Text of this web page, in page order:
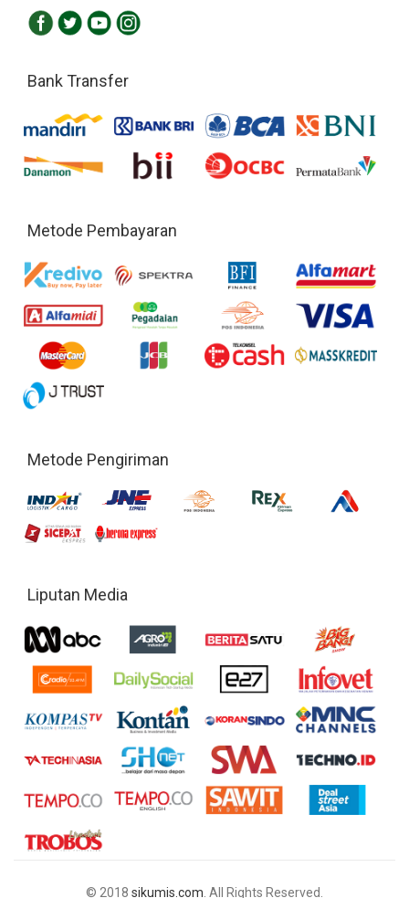
Bank Transfer
Metode Pembayaran
Metode Pengiriman
Liputan Media
© 2018 sikumis.com . All Rights Reserved.